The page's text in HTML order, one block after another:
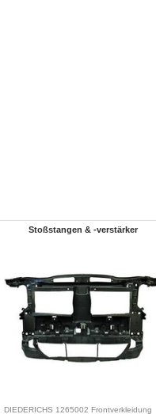
Stoßstangen & -verstärker
DIEDERICHS 1265002 Frontverkleidung